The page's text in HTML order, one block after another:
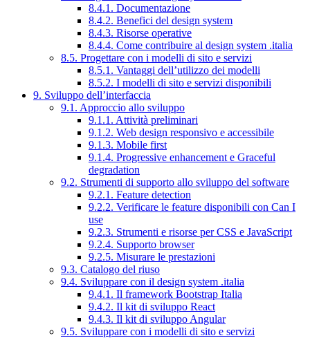
8.4.1. Documentazione
8.4.2. Benefici del design system
8.4.3. Risorse operative
8.4.4. Come contribuire al design system .italia
8.5. Progettare con i modelli di sito e servizi
8.5.1. Vantaggi dell’utilizzo dei modelli
8.5.2. I modelli di sito e servizi disponibili
9. Sviluppo dell’interfaccia
9.1. Approccio allo sviluppo
9.1.1. Attività preliminari
9.1.2. Web design responsivo e accessibile
9.1.3. Mobile first
9.1.4. Progressive enhancement e Graceful
degradation
9.2. Strumenti di supporto allo sviluppo del software
9.2.1. Feature detection
9.2.2. Verificare le feature disponibili con Can I
use
9.2.3. Strumenti e risorse per CSS e JavaScript
9.2.4. Supporto browser
9.2.5. Misurare le prestazioni
9.3. Catalogo del riuso
9.4. Sviluppare con il design system .italia
9.4.1. Il framework Bootstrap Italia
9.4.2. Il kit di sviluppo React
9.4.3. Il kit di sviluppo Angular
9.5. Sviluppare con i modelli di sito e servizi